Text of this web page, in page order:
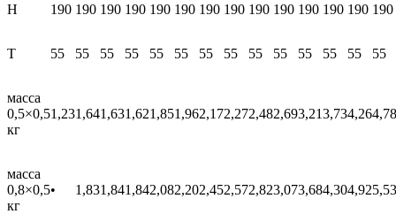
H 190 190 190 190 190 190 190 190 190 190 190 190 190 190
T 55 55 55 55 55 55 55 55 55 55 55 55 55 55
масса
0,5×0,5
кг
1,231,641,631,621,851,962,172,272,482,693,213,734,264,78
масса
0,8×0,5
кг
• 1,831,841,842,082,202,452,572,823,073,684,304,925,53